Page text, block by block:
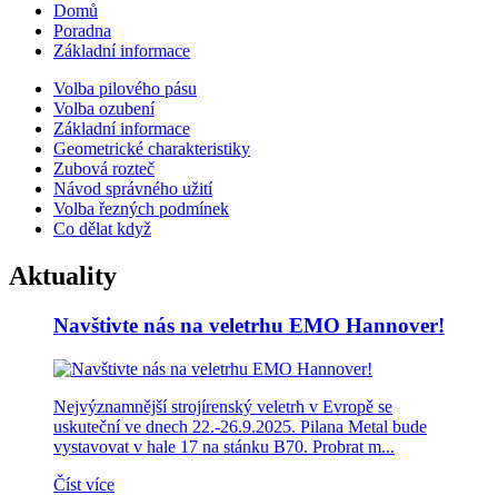
Domů
Poradna
Základní informace
Volba pilového pásu
Volba ozubení
Základní informace
Geometrické charakteristiky
Zubová rozteč
Návod správného užití
Volba řezných podmínek
Co dělat když
Aktuality
Navštivte nás na veletrhu EMO Hannover!
Nejvýznamnější strojírenský veletrh v Evropě se
uskuteční ve dnech 22.-26.9.2025. Pilana Metal bude
vystavovat v hale 17 na stánku B70. Probrat m...
Číst více